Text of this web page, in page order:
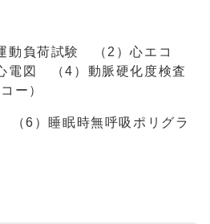
動負荷試験 （2）心エコ
電図 （4）動脈硬化度検査
ー）
（6）睡眠時無呼吸ポリグラ